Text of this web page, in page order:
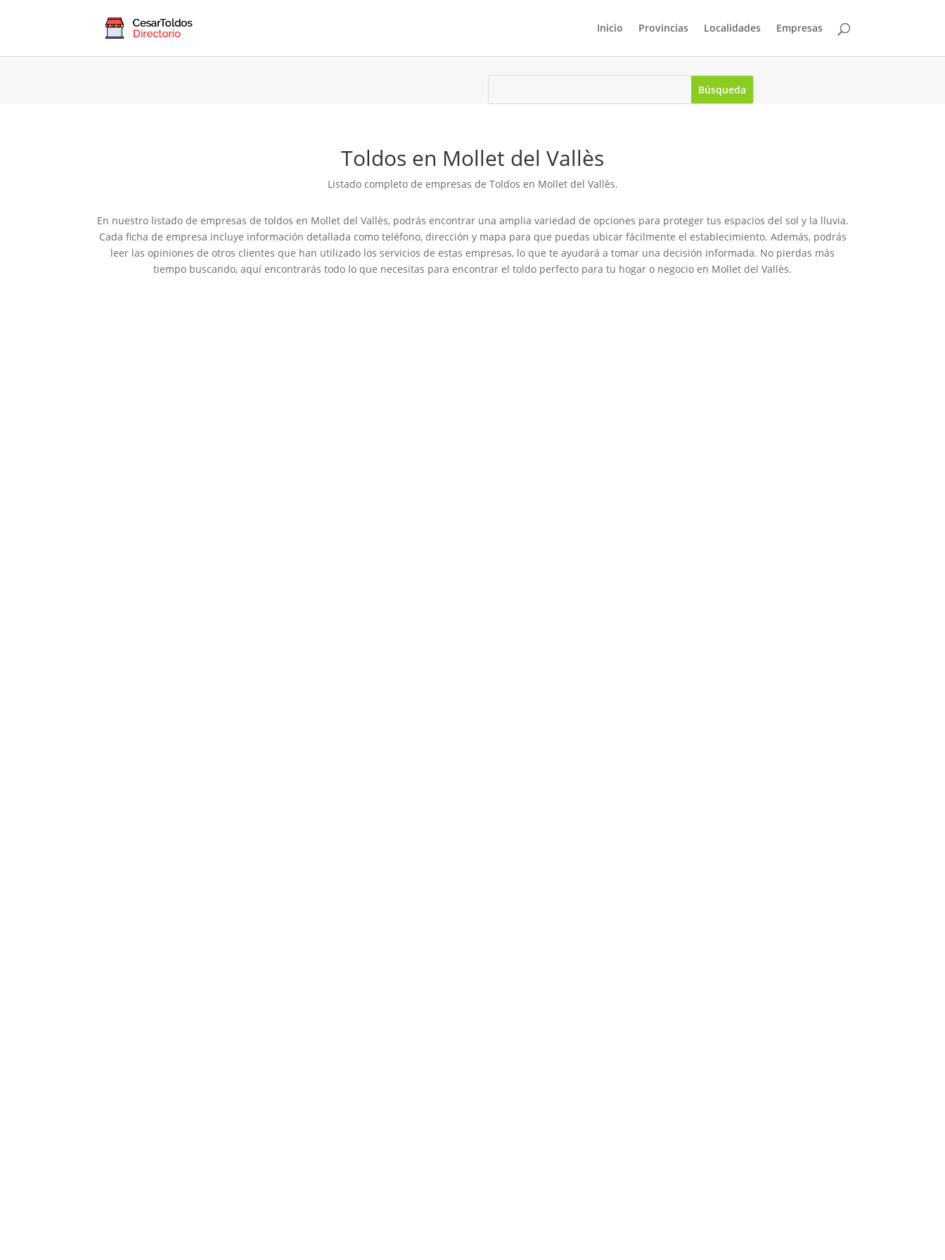
Inicio Provincias Localidades Empresas
Toldos en Mollet del Vallès
Listado completo de empresas de Toldos en Mollet del Vallès.
En nuestro listado de empresas de toldos en Mollet del Vallès, podrás encontrar una amplia variedad de opciones para proteger tus espacios del sol y la lluvia.
Cada ficha de empresa incluye información detallada como teléfono, dirección y mapa para que puedas ubicar fácilmente el establecimiento. Además, podrás
leer las opiniones de otros clientes que han utilizado los servicios de estas empresas, lo que te ayudará a tomar una decisión informada. No pierdas más
tiempo buscando, aquí encontrarás todo lo que necesitas para encontrar el toldo perfecto para tu hogar o negocio en Mollet del Vallès.